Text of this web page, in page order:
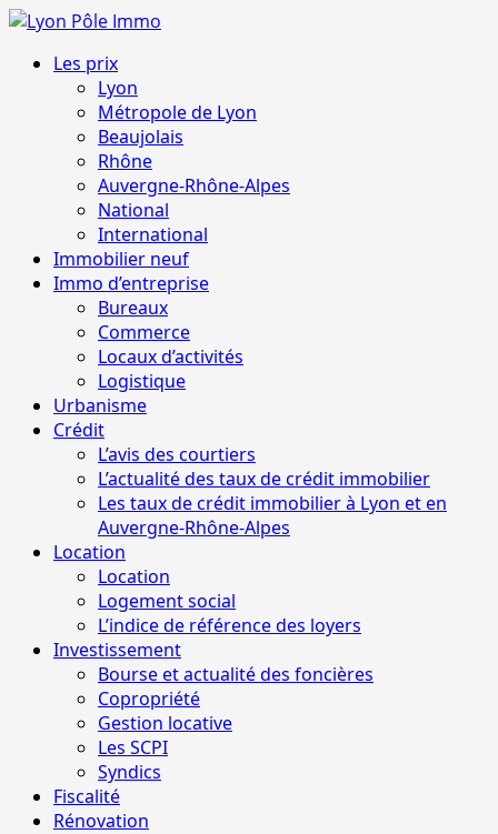
Aller
contenu
Menu
principal
Les prix
Lyon
Métropole de Lyon
Beaujolais
Rhône
Auvergne-Rhône-Alpes
National
International
Immobilier neuf
Immo d’entreprise
Bureaux
Commerce
Locaux d’activités
Logistique
Urbanisme
Crédit
L’avis des courtiers
L’actualité des taux de crédit immobilier
Les taux de crédit immobilier à Lyon et en
Auvergne-Rhône-Alpes
Location
Location
Logement social
L’indice de référence des loyers
Investissement
Bourse et actualité des foncières
Copropriété
Gestion locative
Les SCPI
Syndics
Fiscalité
Rénovation